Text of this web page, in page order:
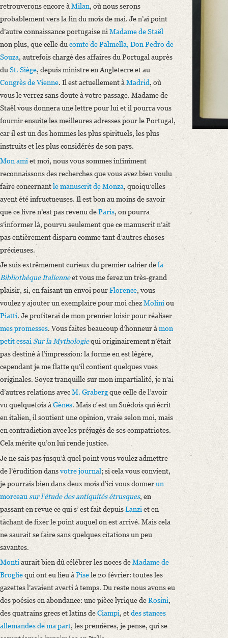
retrouverons encore à Milan, où nous serons
probablement vers la fin du mois de mai. Je n’ai point
d’autre connaissance portugaise ni Madame de Staël
non plus, que celle du comte dePalmella, Don Pedro de
Souza, autrefois chargé des affaires du Portugal auprès
du St. Siège, depuis ministre en Angleterre et au
Congrès deVienne. Il est actuellement à Madrid, où
vous le verrez sans doute à votre passage. Madame de
Staël vous donnera une lettre pour lui et il pourra vous
fournir ensuite les meilleures adresses pour le Portugal,
car il est un des hommes les plus spirituels, les plus
instruits et les plus considérés de son pays.
Mon ami et moi, nous vous sommes infiniment
reconnaissons des recherches que vous avez bien voulu
faire concernantle manuscrit deMonza, quoiqu’elles
ayent été infructueuses. Il est bon au moins de savoir
que ce livre n’est pas revenu deParis, on pourra
s’informer là, pourvu seulement que ce manuscrit n’ait
pas entièrement disparu comme tant d’autres choses
précieuses.
Je suis extrêmement curieux du premier cahier dela
Bibliothèque Italienneet vous me ferez un très-grand
plaisir, si, en faisant un envoi pourFlorence, vous
voulez y ajouter un exemplaire pour moi chezMoliniou
Piatti. Je profiterai de mon premier loisir pour réaliser
mes promesses. Vous faites beaucoup d’honneur àmon
petit essaiSur la Mythologiequi originairement n’était
pas destiné à l’impression: la forme en est légère,
cependant je me flatte qu’il contient quelques vues
originales. Soyez tranquille sur mon impartialité, je n’ai
d’autres relations avecM. Grabergque celle de l’avoir
vu quelquefois àGènes. Mais cʼest un Suédois qui écrit
en italien, il soutient une opinion, vraie selon moi, mais
en contradiction avec les préjugés de ses compatriotes.
Cela mérite qu’on lui rende justice.
Je ne sais pas jusqu’à quel point vous voulez admettre
de l’érudition dansvotre journal; si cela vous convient,
je pourrais bien dans deux mois d’ici vous donnerun
morceau sur l’étude des antiquités étrusques, en
passant en revue ce qui s’ est fait depuisLanzi et en
tâchant de fixer le point auquel on est arrivé. Mais cela
ne saurait se faire sans quelques citations un peu
savantes.
Monti aurait bien dû célébrer les noces deMadame de
Brogliequi ont eu lieu à Pisele 20 février: toutes les
gazettes l’avaient averti à temps. Du reste nous avons eu
des poésies en abondance: une pièce lyrique deRosini,
des quatrains grecs et latins deCiampi, etdes stances
allemandes de ma part, les premières, je pense, qui se